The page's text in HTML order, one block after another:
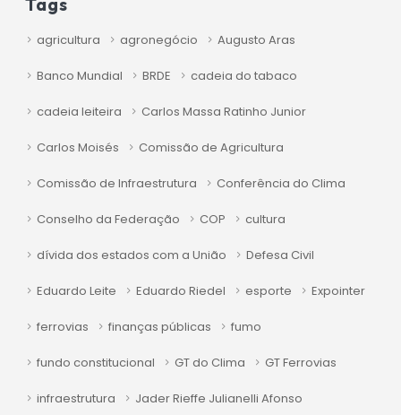
agricultura agronegócio Augusto Aras
Banco Mundial BRDE cadeia do tabaco
cadeia leiteira Carlos Massa Ratinho Junior
Carlos Moisés Comissão de Agricultura
Comissão de Infraestrutura Conferência do Clima
Conselho da Federação COP cultura
dívida dos estados com a União Defesa Civil
Eduardo Leite Eduardo Riedel esporte Expointer
ferrovias finanças públicas fumo
fundo constitucional GT do Clima GT Ferrovias
infraestrutura Jader Rieffe Julianelli Afonso